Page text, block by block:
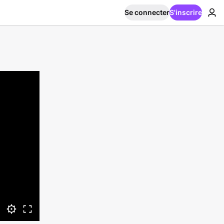
Se connecterS'inscrire